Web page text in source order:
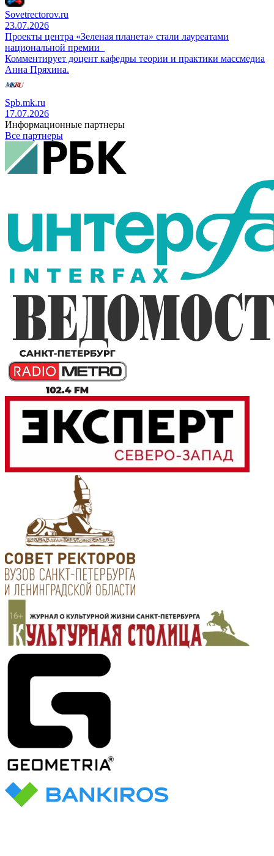
Sovetrectorov.ru
23.07.2026
Проекты центра «Зеленая планета» стали лауреатами
национальной премии
Комментирует доцент кафедры теории и практики массмедиа
Анна Пряхина.
Spb.mk.ru
17.07.2026
Информационные партнеры
Все партнеры